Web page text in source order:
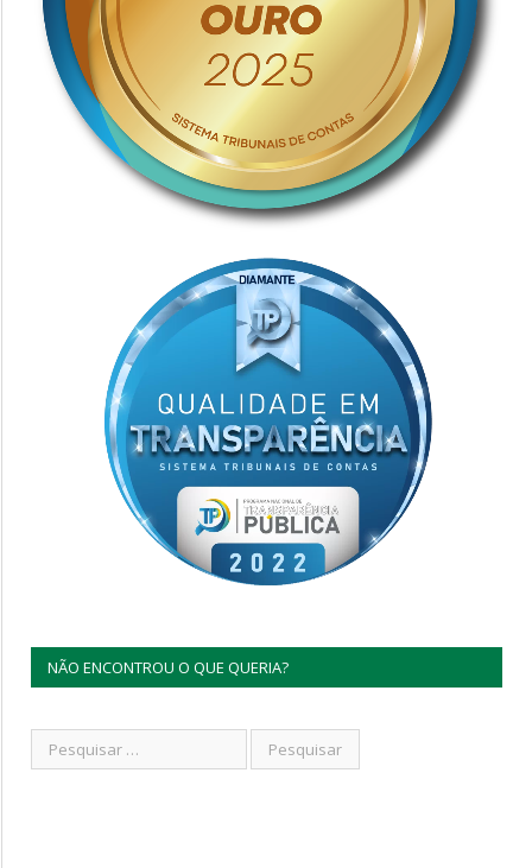
NÃO ENCONTROU O QUE QUERIA?